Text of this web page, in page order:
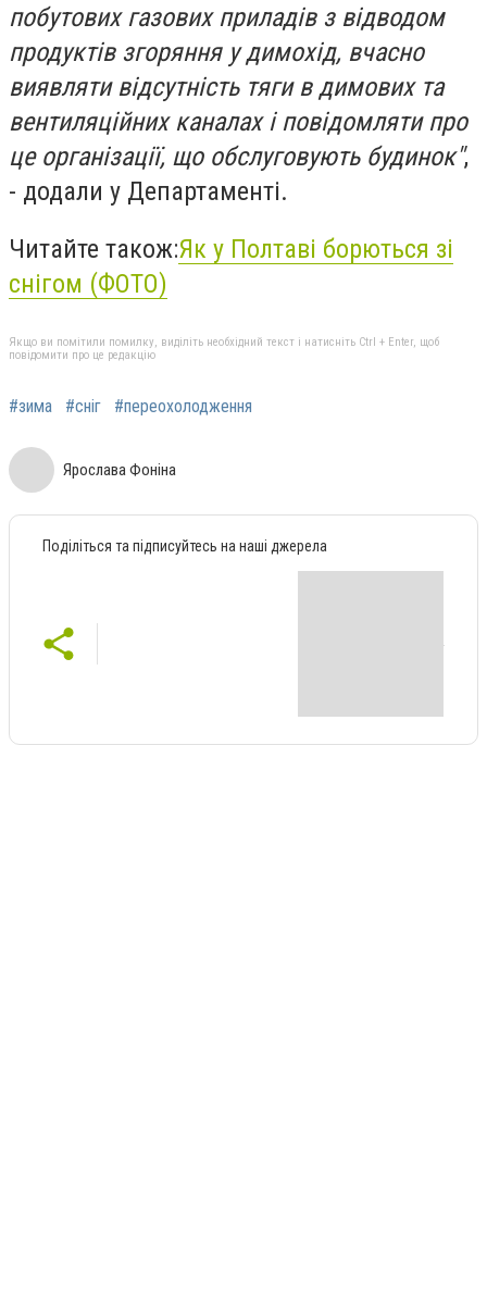
побутових газових приладів з відводом
продуктів згоряння у димохід, вчасно
виявляти відсутність тяги в димових та
вентиляційних каналах і повідомляти про
це організації, що обслуговують будинок",
- додали у Департаменті.
Читайте також:Як у Полтаві борються зі
снігом (ФОТО)
Якщо ви помітили помилку, виділіть необхідний текст і натисніть Ctrl + Enter, щоб
повідомити про це редакцію
#зима #сніг #переохолодження
Ярослава Фоніна
Поділіться та підписуйтесь на наші джерела